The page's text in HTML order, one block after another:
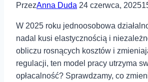
PrzezAnna Duda 24 czerwca, 2025
W 2025 roku jednoosobowa
nadal kusi elastycznością i
obliczu rosnących kosztów i
regulacji, ten model pracy utrzyma
opłacalność? Sprawdzamy, co